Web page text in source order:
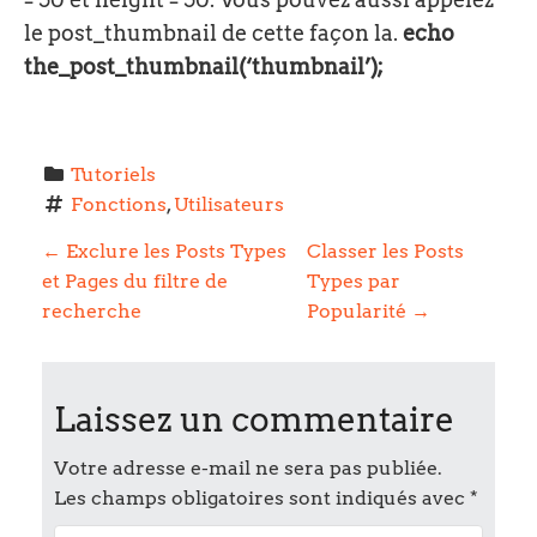
le post_thumbnail de cette façon la. echo
the_post_thumbnail(‘thumbnail’);
Tutoriels
Fonctions, Utilisateurs
P
o
n
a
← Exclure les Posts Types
et Pages du filtre de
recherche
Classer les Posts
Types par
Popularité →
Laissez un commentaire
Votre adresse e-mail ne sera pas publiée.
Les champs obligatoires sont indiqués avec *